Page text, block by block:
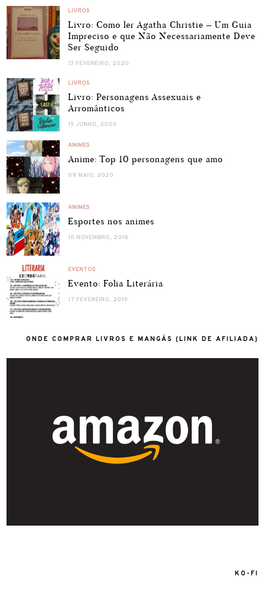
LIVROS
Livro: Como ler Agatha Christie – Um Guia
Impreciso e que Não Necessariamente Deve
Ser Seguido
13 FEVEREIRO, 2020
LIVROS
Livro: Personagens Assexuais e
Arromânticos
15 JUNHO, 2020
ANIMES
Anime: Top 10 personagens que amo
09 MAIO, 2020
ANIMES
Esportes nos animes
10 NOVEMBRO, 2018
EVENTOS
Evento: Folia Literária
17 FEVEREIRO, 2019
ONDE COMPRAR LIVROS E MANGÁS (LINK DE AFILIADA)
KO-FI